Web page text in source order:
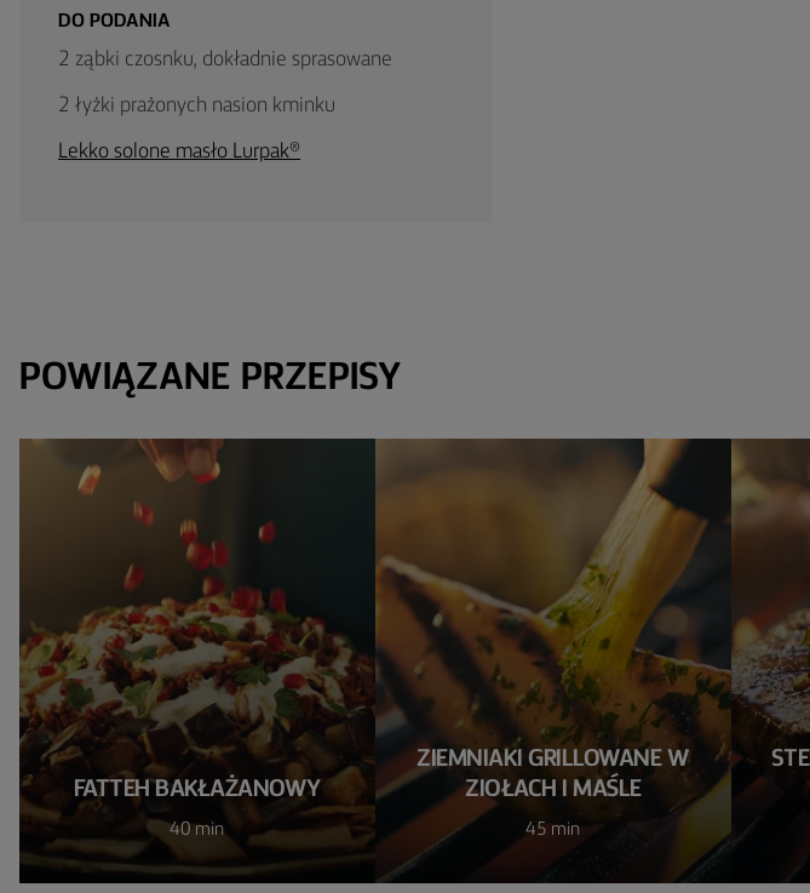
DO PODANIA
2 ząbki czosnku, dokładnie sprasowane
2 łyżki prażonych nasion kminku
Lekko solone masło Lurpak®
POWIĄZANE PRZEPISY
FATTEH BAKŁAŻANOWY
40 min
ZIEMNIAKI GRILLOWANE W
ZIOŁACH I MAŚLE
45 min